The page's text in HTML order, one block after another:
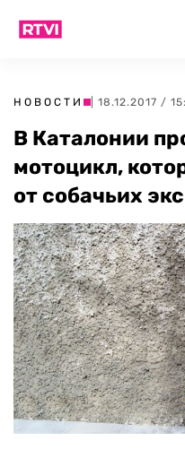
НОВОСТИ | 18.12.2017 /
В Каталонии
мотоцикл,
от собачьих